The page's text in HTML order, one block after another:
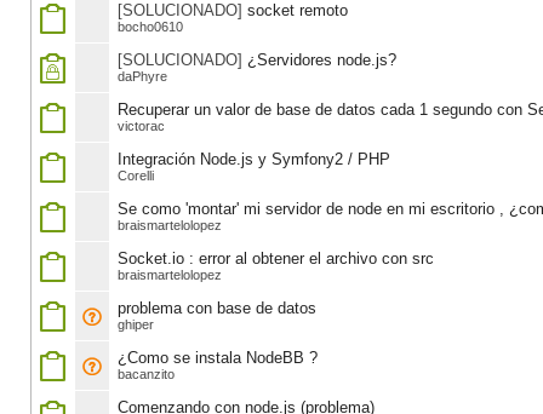
[SOLUCIONADO] socket remoto
bocho0610
[SOLUCIONADO] ¿Servidores node.js?
daPhyre
Recuperar un valor de base de datos cada 1 segundo con
victorac
Integración Node.js y Symfony2 / PHP
Corelli
Se como 'montar' mi servidor de node en mi escritorio ,
braismartelolopez
Socket.io : error al obtener el archivo con src
braismartelolopez
problema con base de datos
ghiper
¿Como se instala NodeBB ?
bacanzito
Comenzando con node.js (problema)